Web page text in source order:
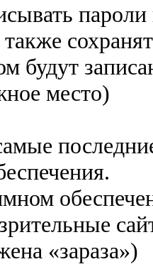
пароли
будут
место)
«зараза»)